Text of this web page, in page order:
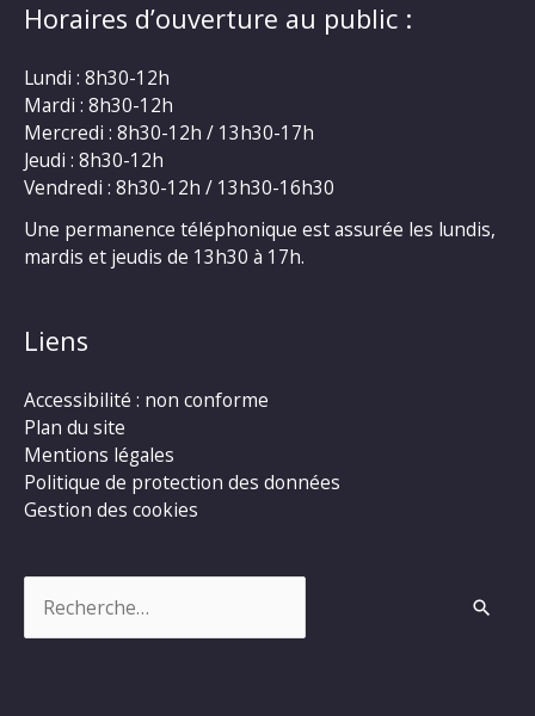
Horaires d’ouverture au public :
Lundi : 8h30-12h
Mardi : 8h30-12h
Mercredi : 8h30-12h / 13h30-17h
Jeudi : 8h30-12h
Vendredi : 8h30-12h / 13h30-16h30
Une permanence téléphonique est assurée les lundis,
mardis et jeudis de 13h30 à 17h.
Liens
Accessibilité : non conforme
Plan du site
Mentions légales
Politique de protection des données
Gestion des cookies